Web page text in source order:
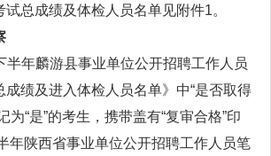
总成绩及体检人员名单见附件1。
半年麟游县事业单位公开招聘工作人员
成绩及进入体检人员名单》中“是否取得
为“是”的考生，携带盖有“复审合格”印
年陕西省事业单位公开招聘工作人员笔